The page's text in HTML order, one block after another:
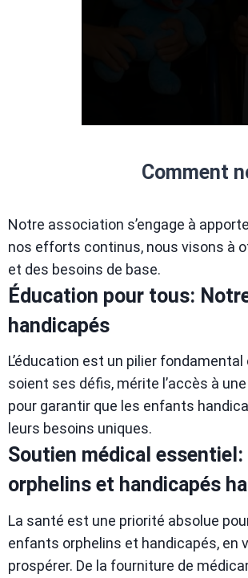
Comment
Notre association s’engage à
nos efforts continus, nous visons à
et des besoins de base.
Éducation pour tous:
handicapés
L’éducation est un pilier
soient ses défis, mérite l’accès à
pour garantir que les enfants
leurs besoins uniques.
Soutien médical
orphelins et handicapés
La santé est une priorité absolue
enfants orphelins et handicapés, en
prospérer. De la fourniture de